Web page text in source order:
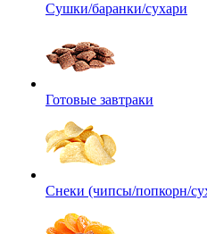
Сушки/баранки/сухари
Готовые завтраки
Снеки (чипсы/попкорн/